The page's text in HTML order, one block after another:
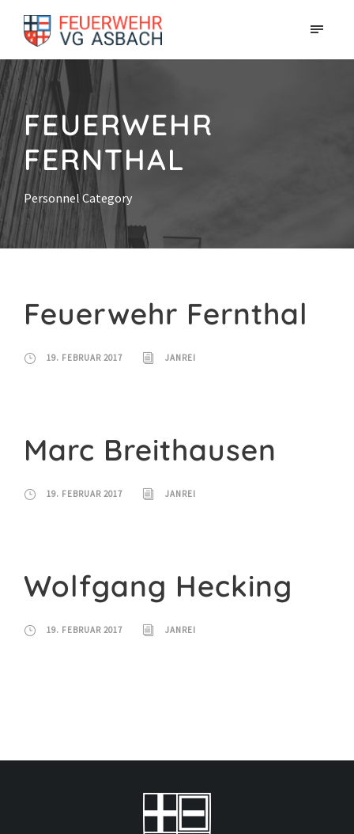
FEUERWEHR
FERNTHAL
Personnel Category
Feuerwehr Fernthal
19. FEBRUAR 2017 JANREI
Marc Breithausen
19. FEBRUAR 2017 JANREI
Wolfgang Hecking
19. FEBRUAR 2017 JANREI